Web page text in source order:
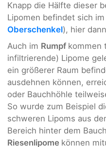
Knapp die Hälfte dieser
Lipomen befindet sich im
Oberschenkel), hier
Auch im Rumpf kommen
infiltrierende) Lipome
ein größerer Raum
ausdehnen können,
oder Bauchhöhle
So wurde zum Beispiel
schweren Lipoms aus
Bereich hinter dem
Riesenlipome können